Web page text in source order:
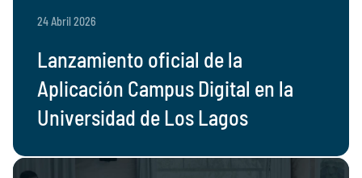
24 Abril 2026
Lanzamiento oficial de la
Aplicación Campus Digital en la
Universidad de Los Lagos